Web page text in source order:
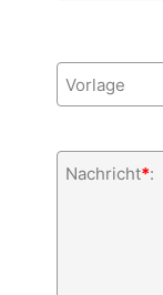
Vorlage
Nachricht*: